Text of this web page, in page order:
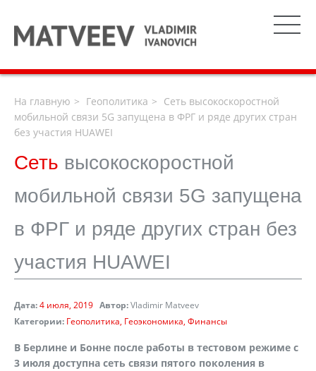
На главную Геополитика
Сеть высокоскоростной
мобильной связи 5G запущена в ФРГ и ряде других стран
без участия HUAWEI
Сеть высокоскоростной
мобильной связи 5G запущена
в ФРГ и ряде других стран без
участия HUAWEI
Дата:4 июля, 2019 Автор:Vladimir Matveev
Категории: Геополитика Геоэкономика Финансы
В Берлине и Бонне после работы в тестовом режиме с
3 июля доступна сеть связи пятого поколения в